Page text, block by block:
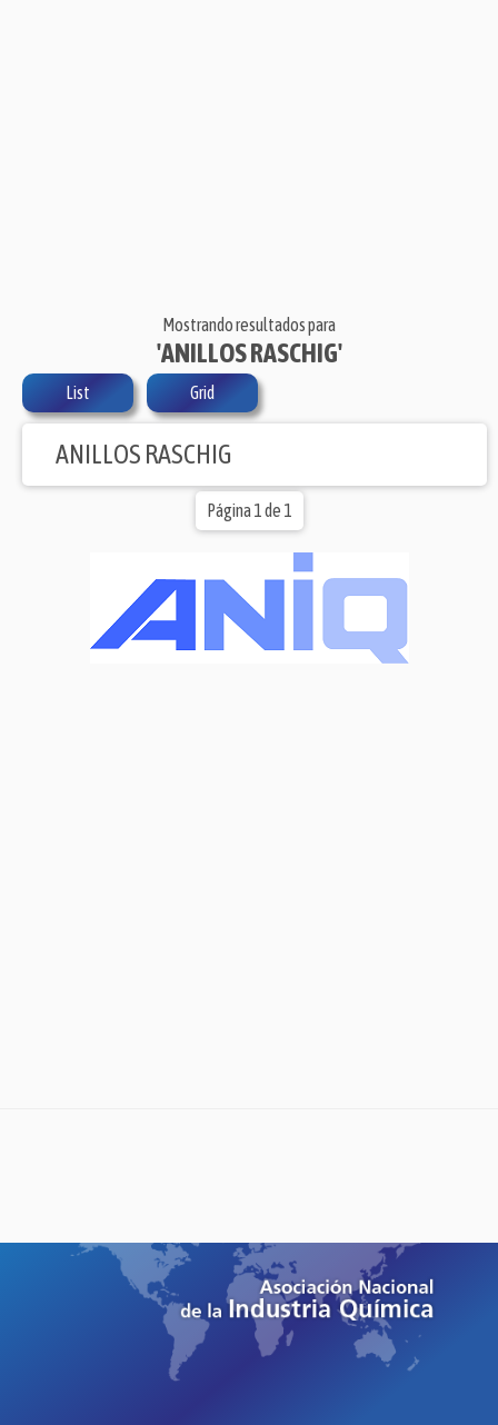
Mostrando resultados para
'ANILLOS RASCHIG'
List Grid
ANILLOS RASCHIG
Página 1 de 1